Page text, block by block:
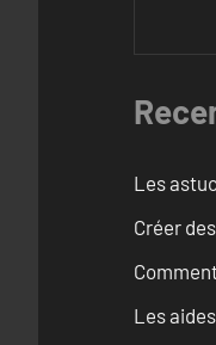
Les
Créer
Les